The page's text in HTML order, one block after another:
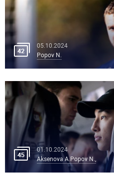
42
05.10.2024
Popov N.
45
01.10.2024
Aksenova A.Popov N.,